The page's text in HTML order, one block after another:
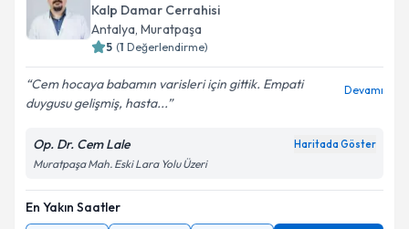
Kalp Damar Cerrahisi
Antalya, Muratpaşa
5 (1 Değerlendirme)
Cem hocaya babamın varisleri için gittik. Empati
duygusu gelişmiş, hasta...
Devamı
Op. Dr. Cem Lale Haritada Göster
Muratpaşa Mah. Eski Lara Yolu Üzeri
En Yakın Saatler